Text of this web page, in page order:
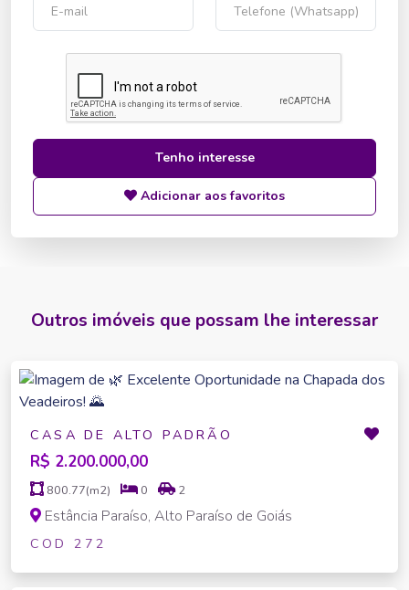
Tenho interesse
Adicionar aos favoritos
Outros imóveis que possam lhe interessar
CASA DE ALTO PADRÃO
R$ 2.200.000,00
800.77(m2) 0 2
Estância Paraíso, Alto Paraíso de Goiás
COD 272